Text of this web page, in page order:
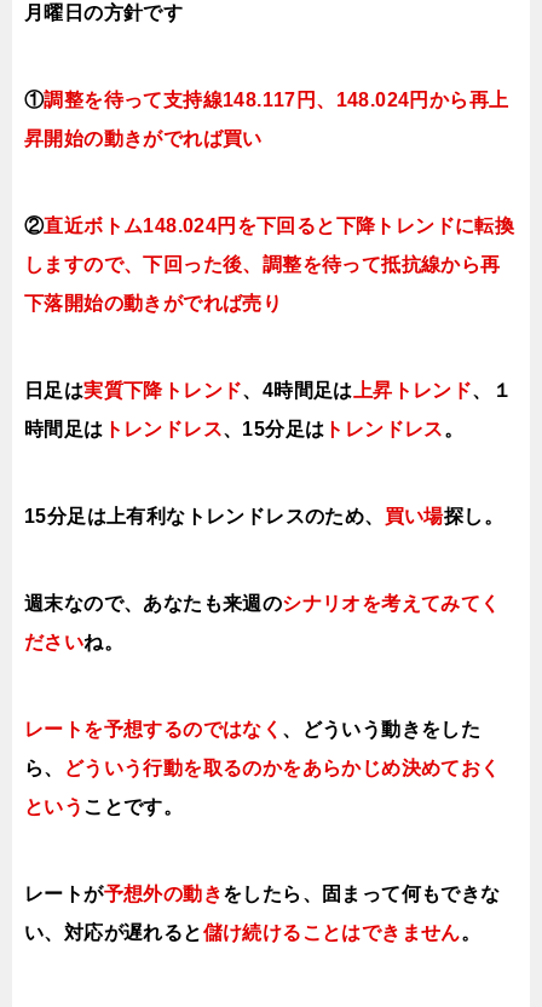
月曜日の方針です
①調整を待って支持線148.117円、148.024円 から再上
昇開始の動きがでれば買い
②直近ボトム148.024円を下回ると下降トレンドに転換
し ますので、下回った後、調整を待って抵抗線から再
下落開始の動きがでれば売り
日足は実質下降トレンド、4時間足は 上昇トレンド、１
時間足は トレンドレス、15分足は トレンドレス。
15分足は上有利なトレンドレスのため、 買い場探し。
週末なので、あなたも来週のシナリオを考えてみてく
ださいね。
レートを予想するのではなく 、どういう動きをした
ら、
どういう行動を取るのかをあらかじめ決めておく
という ことです。
レートが予想外の動きをしたら、固まって何もできな
い、対応が遅れると儲け続けることはできません。